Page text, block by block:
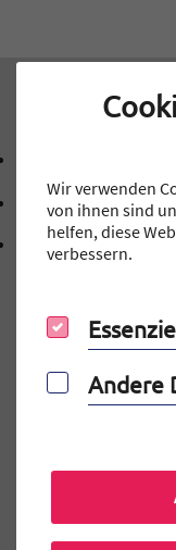
E-Mail Adresse:
Adresse:
Schillerstraße 12
91054, 9 1 0 5 4
Erlangen
Auf einen Blick
Praktikum am MTG
Wir verwenden
von ihnen sind
helfen, diese
verbessern.
Essenzielle
Andere
Andere